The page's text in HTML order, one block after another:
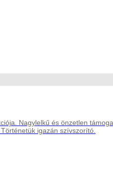
Nagylelkű és önzetlen
igazán szívszorító.